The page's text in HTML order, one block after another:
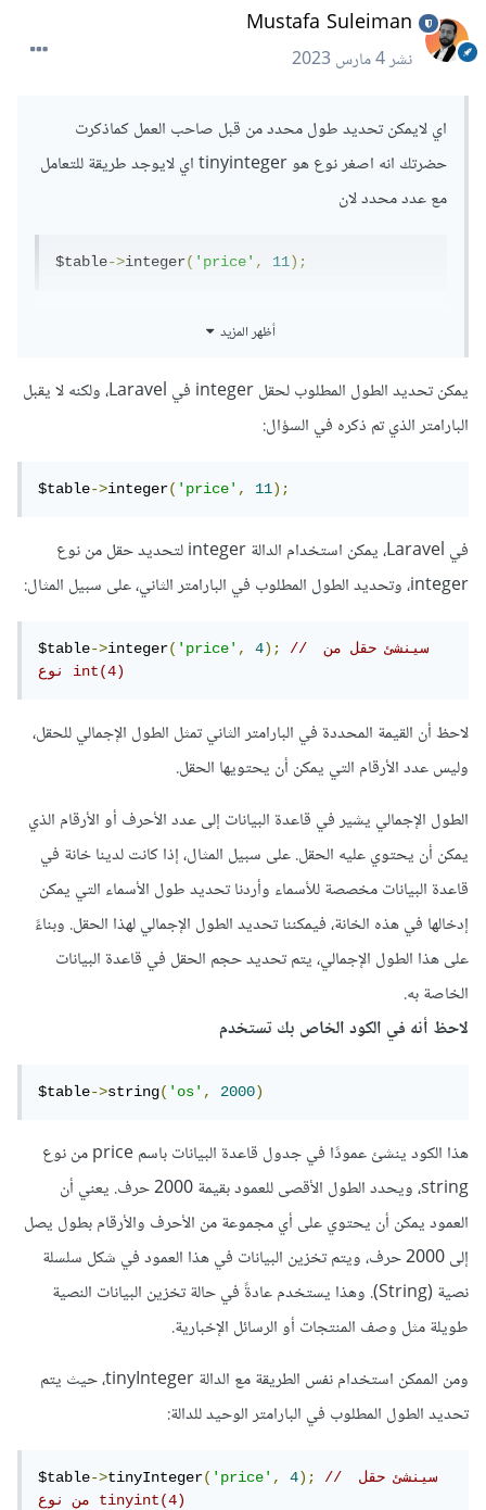
Mustafa Suleiman
نشر4 مارس 2023
اي لايمكن تحديد طول محدد من قبل صاحب العمل كماذكرت
حضرتك انه اصغر نوع هو tinyinteger اي لايوجد طريقة للتعامل
مع عدد محدد لان
$table->integer('price', 11);
أظهر المزيد
يمكن تحديد الطول المطلوب لحقل integer في Laravel، ولكنه لا يقبل
البارامتر الذي تم ذكره في السؤال:
$table->integer('price', 11);
في Laravel، يمكن استخدام الدالة integer لتحديد حقل من نوع
integer، وتحديد الطول المطلوب في البارامتر الثاني، على سبيل المثال:
$table->integer('price', 4);
// سينشئ حقل من
نوع int(4)
لاحظ أن القيمة المحددة في البارامتر الثاني تمثل الطول الإجمالي للحقل،
وليس عدد الأرقام التي يمكن أن يحتويها الحقل.
الطول الإجمالي يشير في قاعدة البيانات إلى عدد الأحرف أو الأرقام الذي
يمكن أن يحتوي عليه الحقل. على سبيل المثال، إذا كانت لدينا خانة في
قاعدة البيانات مخصصة للأسماء وأردنا تحديد طول الأسماء التي يمكن
إدخالها في هذه الخانة، فيمكننا تحديد الطول الإجمالي لهذا الحقل. وبناءً
على هذا الطول الإجمالي، يتم تحديد حجم الحقل في قاعدة البيانات
الخاصة به.
لاحظ أنه في الكود الخاص بك تستخدم
$table->string('os', 2000)
هذا الكود ينشئ عمودًا في جدول قاعدة البيانات باسم price من نوع
string، ويحدد الطول الأقصى للعمود بقيمة 2000 حرف. يعني أن
العمود يمكن أن يحتوي على أي مجموعة من الأحرف والأرقام بطول يصل
إلى 2000 حرف، ويتم تخزين البيانات في هذا العمود في شكل سلسلة
نصية (String). وهذا يستخدم عادةً في حالة تخزين البيانات النصية
طويلة مثل وصف المنتجات أو الرسائل الإخبارية.
ومن الممكن استخدام نفس الطريقة مع الدالة tinyInteger، حيث يتم
تحديد الطول المطلوب في البارامتر الوحيد للدالة:
$table->tinyInteger('price', 4);
// سينشئ حقل
من نوع tinyint(4)